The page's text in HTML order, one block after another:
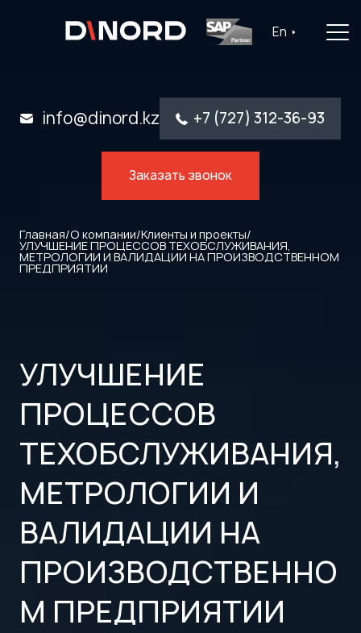
En
info@dinord.kz +7 (727) 312-36-93
Заказать звонок
Главная/О компании/Клиенты и проекты/
УЛУЧШЕНИЕ ПРОЦЕССОВ ТЕХОБСЛУЖИВАНИЯ,
МЕТРОЛОГИИ И ВАЛИДАЦИИ НА ПРОИЗВОДСТВЕННОМ
ПРЕДПРИЯТИИ
УЛУЧШЕНИЕ
ПРОЦЕССОВ
ТЕХОБСЛУЖИВАНИЯ,
МЕТРОЛОГИИ И
ВАЛИДАЦИИ НА
ПРОИЗВОДСТВЕННО
М ПРЕДПРИЯТИИ
Главная
Каталог ПО
Отрасли
Контакты